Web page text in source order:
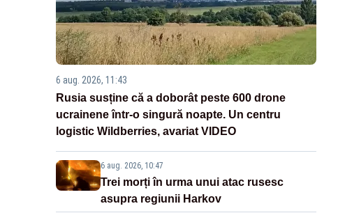
6 aug. 2026, 11:43
Rusia susține că a doborât peste 600 drone
ucrainene într-o singură noapte. Un centru
logistic Wildberries, avariat VIDEO
6 aug. 2026, 10:47
Trei morți în urma unui atac rusesc
asupra regiunii Harkov